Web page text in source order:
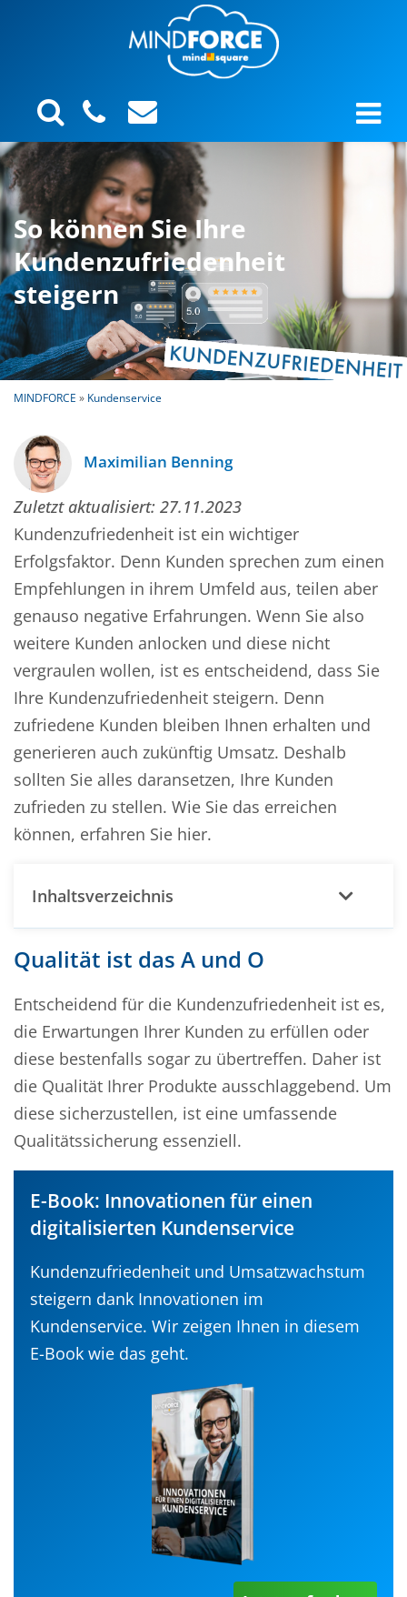
So können Sie Ihre
Kundenzufriedenheit
steigern
MINDFORCE » Kundenservice
Maximilian Benning
Zuletzt aktualisiert: 27.11.2023
Kundenzufriedenheit ist ein wichtiger
Erfolgsfaktor. Denn Kunden sprechen zum einen
Empfehlungen in ihrem Umfeld aus, teilen aber
genauso negative Erfahrungen. Wenn Sie also
weitere Kunden anlocken und diese nicht
vergraulen wollen, ist es entscheidend, dass Sie
Ihre Kundenzufriedenheit steigern. Denn
zufriedene Kunden bleiben Ihnen erhalten und
generieren auch zukünftig Umsatz. Deshalb
sollten Sie alles daransetzen, Ihre Kunden
zufrieden zu stellen. Wie Sie das erreichen
können, erfahren Sie hier.
Inhaltsverzeichnis
Qualität ist das A und O
Entscheidend für die Kundenzufriedenheit ist es,
die Erwartungen Ihrer Kunden zu erfüllen oder
diese bestenfalls sogar zu übertreffen. Daher ist
die Qualität Ihrer Produkte ausschlaggebend. Um
diese sicherzustellen, ist eine umfassende
Qualitätssicherung essenziell.
E-Book: Innovationen für einen
digitalisierten Kundenservice
Kundenzufriedenheit und Umsatzwachstum
steigern dank Innovationen im
Kundenservice. Wir zeigen Ihnen in diesem
E-Book wie das geht.